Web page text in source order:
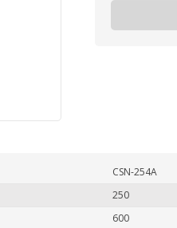
CSN-254А
250
600